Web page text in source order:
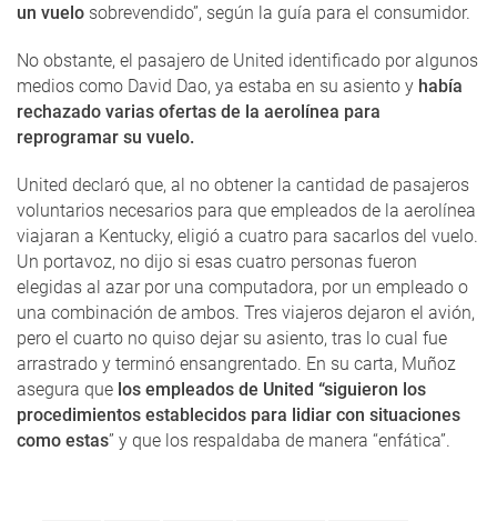
un vuelo sobrevendido”, según la guía para el consumidor.
No obstante, el pasajero de United identificado por algunos
medios como David Dao, ya estaba en su asiento y había
rechazado varias ofertas de la aerolínea para
reprogramar su vuelo.
United declaró que, al no obtener la cantidad de pasajeros
voluntarios necesarios para que empleados de la aerolínea
viajaran a Kentucky, eligió a cuatro para sacarlos del vuelo.
Un portavoz, no dijo si esas cuatro personas fueron
elegidas al azar por una computadora, por un empleado o
una combinación de ambos. Tres viajeros dejaron el avión,
pero el cuarto no quiso dejar su asiento, tras lo cual fue
arrastrado y terminó ensangrentado. En su carta, Muñoz
asegura que los empleados de United “siguieron los
procedimientos establecidos para lidiar con situaciones
como estas” y que los respaldaba de manera “enfática”.